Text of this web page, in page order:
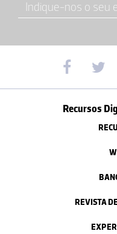
Recursos
REVISTA